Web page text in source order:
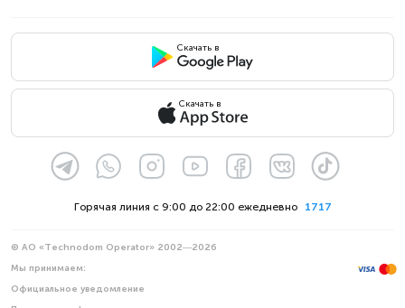
Скачать в
Скачать в
1717
Горячая линия с 9:00 до 22:00 ежедневно
© АО «Technodom Operator» 2002—2026
Мы принимаем:
Официальное уведомление